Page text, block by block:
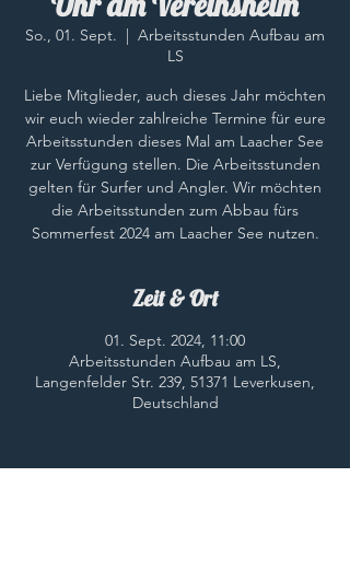
So., 01. Sept.
  |
Arbeitsstunden Aufbau am
LS
Liebe Mitglieder, auch dieses Jahr möchten
wir euch wieder zahlreiche Termine für eure
Arbeitsstunden dieses Mal am Laacher See
zur Verfügung stellen. Die Arbeitsstunden
gelten für Surfer und Angler. Wir möchten
die Arbeitsstunden zum Abbau fürs
Sommerfest 2024 am Laacher See nutzen.
Zeit & Ort
01. Sept. 2024, 11:00
Arbeitsstunden Aufbau am LS,
Langenfelder Str. 239, 51371 Leverkusen,
Deutschland